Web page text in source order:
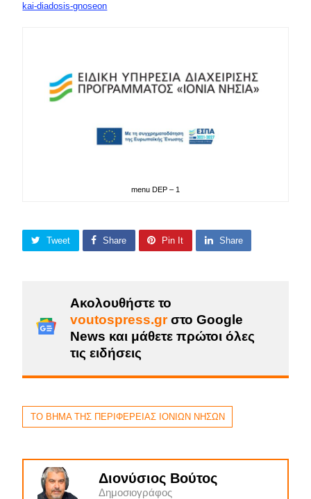
kai-diadosis-gnoseon
menu DEP – 1
Tweet Share Pin It Share
Ακολουθήστε το
voutospress.grστο Google
News και μάθετε πρώτοι όλες
τις ειδήσεις
ΤΟ ΒΗΜΑ ΤΗΣ ΠΕΡΙΦΕΡΕΙΑΣ ΙΟΝΙΩΝ ΝΗΣΩΝ
Διονύσιος Βούτος
Δημοσιογράφος